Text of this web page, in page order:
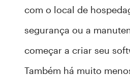
com o local de
segurança ou a
começar a criar seu
Também há muito